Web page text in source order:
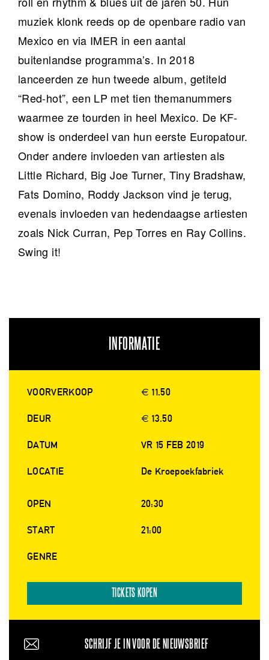
muziek klonk reeds op de openbare radio van
Mexico en via IMER in een aantal
buitenlandse programma’s. In 2018
lanceerden ze hun tweede album, getiteld
“Red-hot”, een LP met tien themanummers
waarmee ze tourden in heel Mexico. De KF-
show is onderdeel van hun eerste Europatour.
Onder andere invloeden van artiesten als
Little Richard, Big Joe Turner, Tiny Bradshaw,
Fats Domino, Roddy Jackson vind je terug,
evenals invloeden van hedendaagse artiesten
zoals Nick Curran, Pep Torres en Ray Collins.
Swing it!
INFORMATIE
VOORVERKOOP € 11.50
DEUR € 13.50
DATUM VR 15 FEB 2019
LOCATIE De Kroepoekfabriek
OPEN 20:30
START 21:00
GENRE
TICKETS KOPEN
SCHRIJF JE IN VOOR DE NIEUWSBRIEF